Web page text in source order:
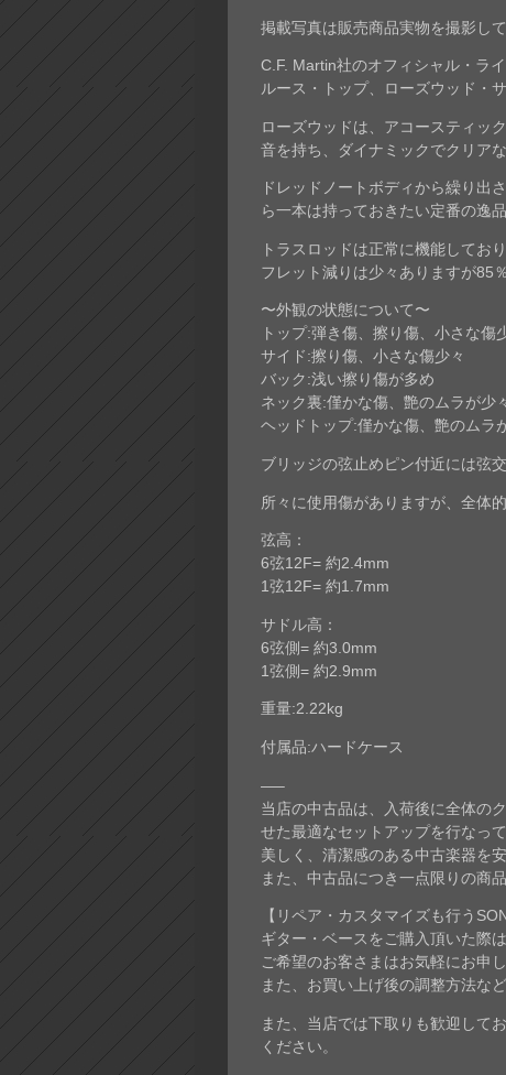
掲載写真は販売商品実物を撮影し
C.F. Martin社のオフィシャル・ラ
ルース・トップ、ローズウッド・
ローズウッドは、アコースティッ
音を持ち、ダイナミックでクリア
ドレッドノートボディから繰り出
ら一本は持っておきたい定番の逸品
トラスロッドは正常に機能してお
フレット減りは少々ありますが85
〜外観の状態について〜
トップ:弾き傷、擦り傷、小さな傷
サイド:擦り傷、小さな傷少々
バック:浅い擦り傷が多め
ネック裏:僅かな傷、艶のムラが少
ヘッドトップ:僅かな傷、艶のムラ
ブリッジの弦止めピン付近には弦
所々に使用傷がありますが、全体
弦高：
6弦12F= 約2.4mm
1弦12F= 約1.7mm
サドル高：
6弦側= 約3.0mm
1弦側= 約2.9mm
重量:2.22kg
付属品:ハードケース
—–
当店の中古品は、入荷後に全体の
せた最適なセットアップを行なっ
美しく、清潔感のある中古楽器を
また、中古品につき一点限りの商
【リペア・カスタマイズも行う
ギター・ベースをご購入頂いた際
ご希望のお客さまはお気軽にお申
また、お買い上げ後の調整方法な
また、当店では下取りも歓迎して
ください。